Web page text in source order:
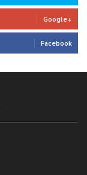
Google+
Facebook